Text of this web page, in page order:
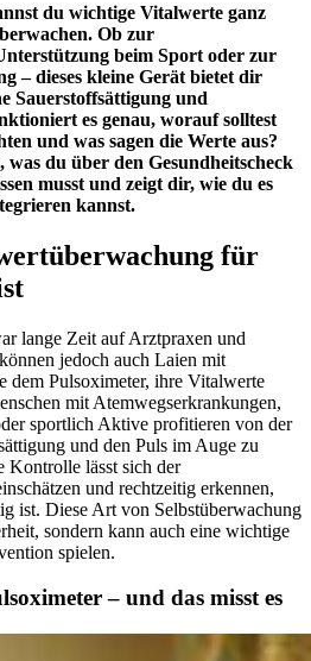
du wichtige Vitalwerte ganz
Ob zur
beim Sport oder zur
– dieses kleine Gerät bietet dir
Sauerstoffsättigung und
es genau, worauf solltest
und was sagen die Werte aus?
du über den Gesundheitscheck
musst und zeigt dir, wie du es
kannst.
für
lange Zeit auf Arztpraxen und
jedoch auch Laien mit
dem Pulsoximeter, ihre Vitalwerte
mit Atemwegserkrankungen,
sportlich Aktive profitieren von der
und den Puls im Auge zu
Kontrolle lässt sich der
und rechtzeitig erkennen,
ist. Diese Art von Selbstüberwachung
sondern kann auch eine wichtige
spielen.
– und das misst es